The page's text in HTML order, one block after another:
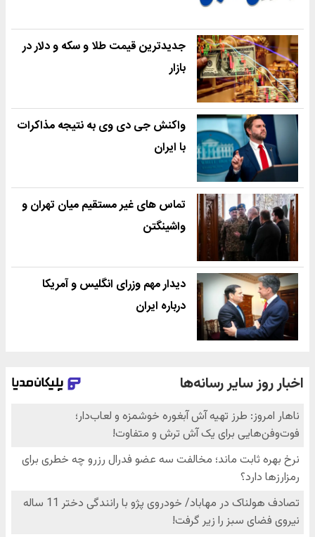
جدیدترین قیمت طلا و سکه و دلار در
بازار
واکنش جی دی وی به نتیجه مذاکرات
با ایران
تماس های غیر مستقیم میان تهران و
واشینگتن
دیدار مهم وزرای انگلیس و آمریکا
درباره ایران